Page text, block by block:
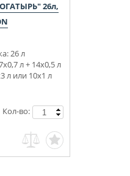
26л,
26 л
л + 14х0,5 л
л или 10х1 л
Кол-во: